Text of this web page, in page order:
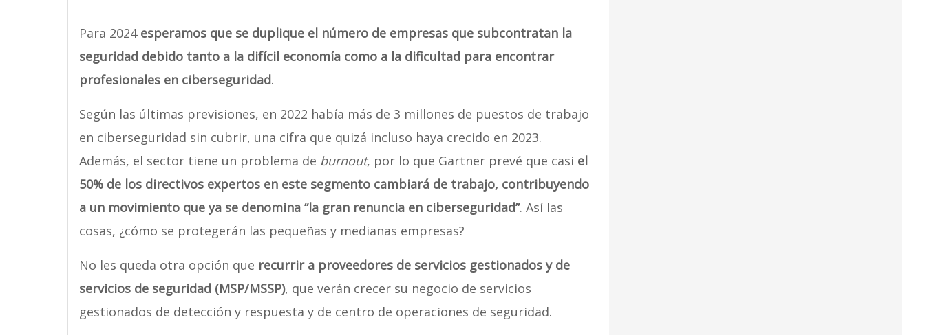
Para 2024 esperamos que se duplique el número de empresas que subcontratan la
seguridad debido tanto a la difícil economía como a la dificultad para encontrar
profesionales en ciberseguridad.
Según las últimas previsiones, en 2022 había más de 3 millones de puestos de trabajo
en ciberseguridad sin cubrir, una cifra que quizá incluso haya crecido en 2023.
Además, el sector tiene un problema de burnout, por lo que Gartner prevé que casi el
50% de los directivos expertos en este segmento cambiará de trabajo, contribuyendo
a un movimiento que ya se denomina “la gran renuncia en ciberseguridad”. Así las
cosas, ¿cómo se protegerán las pequeñas y medianas empresas?
No les queda otra opción que recurrir a proveedores de servicios gestionados y de
servicios de seguridad (MSP/MSSP), que verán crecer su negocio de servicios
gestionados de detección y respuesta y de centro de operaciones de seguridad.